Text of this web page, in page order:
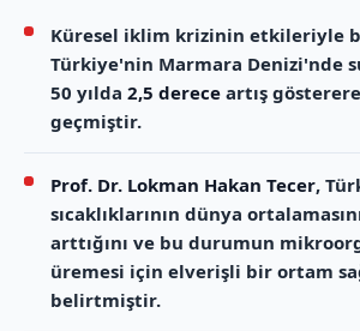
Küresel iklim krizinin etkileriyle
Türkiye'nin Marmara Denizi'nde
50 yılda 2,5 derece artış
geçmiştir.
Prof. Dr. Lokman Hakan Tecer,
sıcaklıklarının dünya
arttığını ve bu durumun
üremesi için elverişli bir ortam
belirtmiştir.